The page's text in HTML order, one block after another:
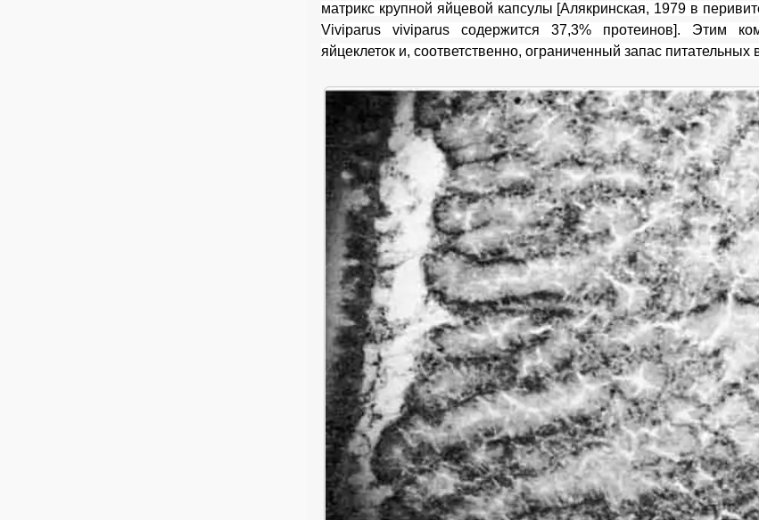
матрикс крупной яйцевой капсулы [Алякринская, 1979 в
Viviparus viviparus содержится 37,3% протеинов]. Этим
яйцеклеток и, соответственно, ограниченный запас питательных